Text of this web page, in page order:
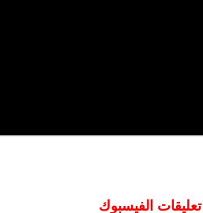
تعليقات الفيسبوك